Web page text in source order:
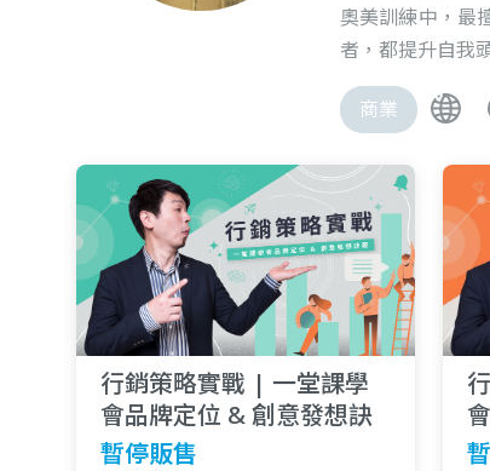
奧美訓練中，最
者，都提升自我
商業
行銷策略實戰 | 一堂課學
會品牌定位 & 創意發想訣
竅
暫停販售
竅